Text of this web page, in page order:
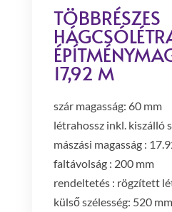
TÖBBRÉSZES
17,92 M
szár magasság: 60 mm
létrahossz inkl. kiszálló
mászási magasság :
faltávolság : 200 mm
rendeltetés : rögzített
külső szélesség: 520 mm